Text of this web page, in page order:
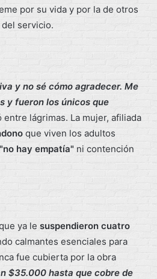
por su vida y por la de otros
servicio.
y no sé cómo agradecer. Me
y fueron los únicos que
entre lágrimas. La mujer, afiliada
que viven los adultos
"no hay empatía" ni contención
ya le suspendieron cuatro
calmantes esenciales para
fue cubierta por la obra
$35.000 hasta que cobre de